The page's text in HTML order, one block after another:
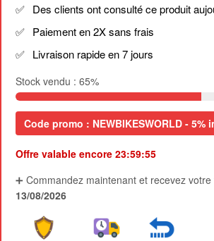
Des clients ont consulté ce produit
Paiement en 2X sans frais
Livraison rapide en 7 jours
Stock vendu : 65%
Code promo : NEWBIKESWORLD - 5%
Offre valable encore 23:59:55
➕ Commandez maintenant et recevez
13/08/2026